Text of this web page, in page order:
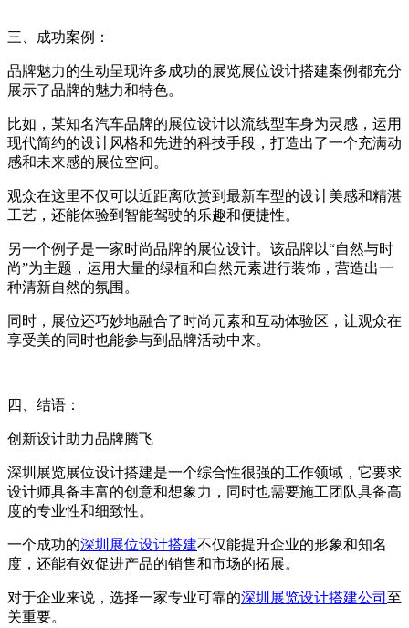
三、成功案例：
品牌魅力的生动呈现许多成功的展览展位设计搭建案例都充分
展示了品牌的魅力和特色。
比如，某知名汽车品牌的展位设计以流线型车身为灵感，运用
现代简约的设计风格和先进的科技手段，打造出了一个充满动
感和未来感的展位空间。
观众在这里不仅可以近距离欣赏到最新车型的设计美感和精湛
工艺，还能体验到智能驾驶的乐趣和便捷性。
另一个例子是一家时尚品牌的展位设计。该品牌以“自然与时
尚”为主题，运用大量的绿植和自然元素进行装饰，营造出一
种清新自然的氛围。
同时，展位还巧妙地融合了时尚元素和互动体验区，让观众在
享受美的同时也能参与到品牌活动中来。
四、结语：
创新设计助力品牌腾飞
深圳展览展位设计搭建是一个综合性很强的工作领域，它要求
设计师具备丰富的创意和想象力，同时也需要施工团队具备高
度的专业性和细致性。
一个成功的深圳展位设计搭建不仅能提升企业的形象和知名
度，还能有效促进产品的销售和市场的拓展。
对于企业来说，选择一家专业可靠的深圳展览设计搭建公司 至
关重要。